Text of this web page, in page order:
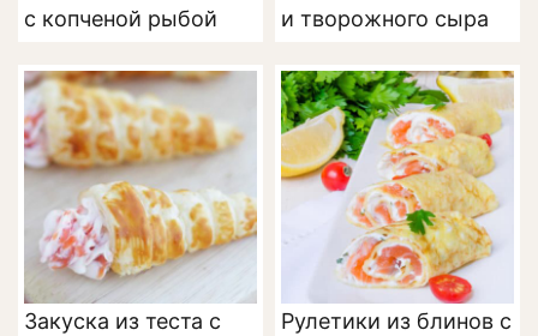
с копченой рыбой
и творожного сыра
Закуска из теста с
Рулетики из блинов с